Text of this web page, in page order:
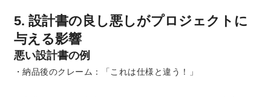
5. 設計書の良し悪しがプロジェクトに
与える影響
悪い設計書の例
・納品後のクレーム：「これは仕様と違う！」